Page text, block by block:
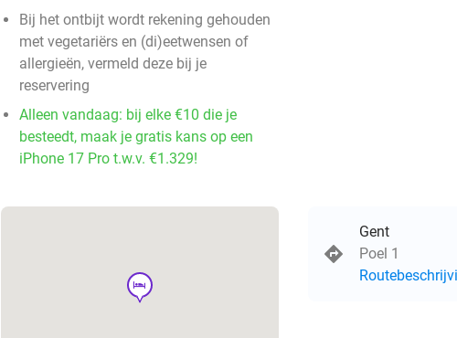
Bij het ontbijt wordt rekening gehouden
met vegetariërs en (di)eetwensen of
allergieën, vermeld deze bij je
reservering
Alleen vandaag: bij elke €10 die je
besteedt, maak je gratis kans op een
iPhone 17 Pro t.w.v. €1.329!
hotel
Gent
Poel 1